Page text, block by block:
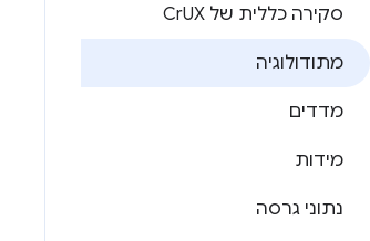
סקירה כללית של Cr UX
מתודולוגיה
מדדים
מידות
נתוני גרסה